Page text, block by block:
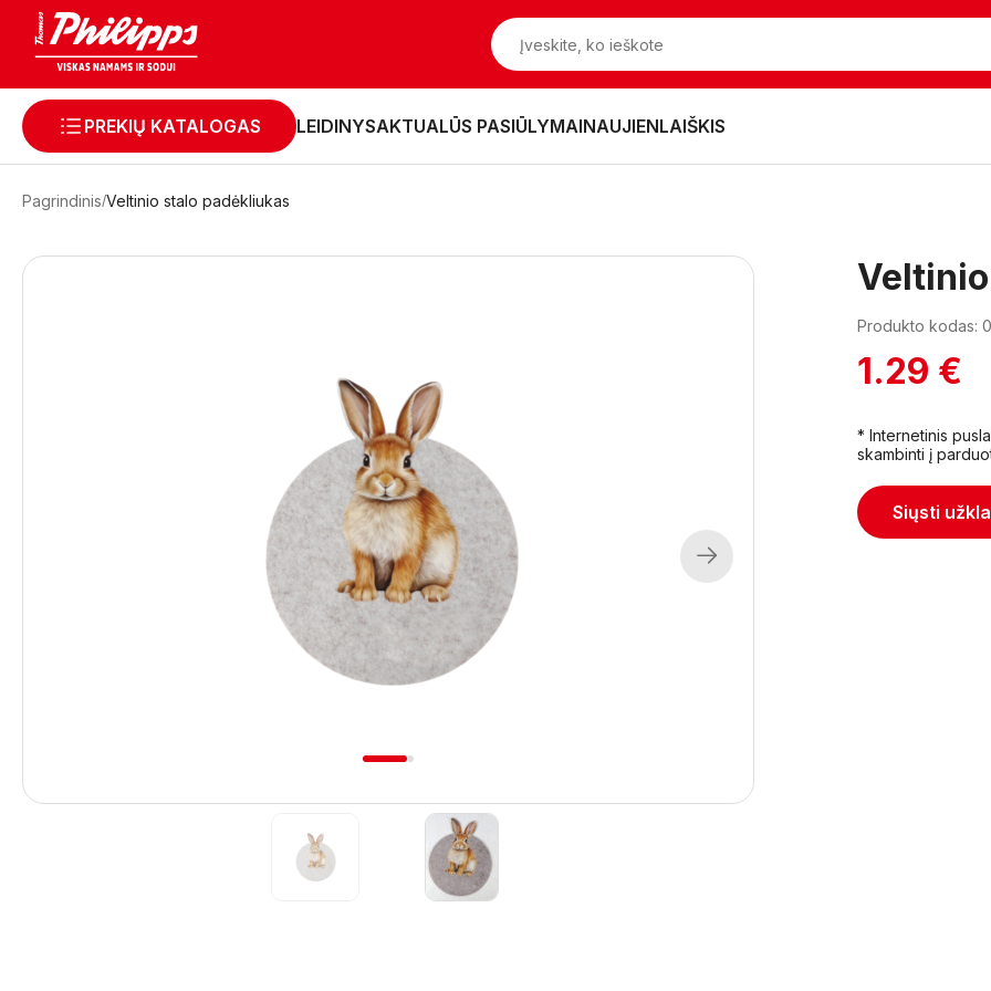
PREKIŲ KATALOGAS LEIDINYSAKTUALŪS PASIŪLYMAINAUJIENLAIŠKIS
Pagrindinis Veltinio stalo padėkliukas
Next
1 2
Produkto kodas:
1.29 €
* Internetinis
skambinti į
Siųsti